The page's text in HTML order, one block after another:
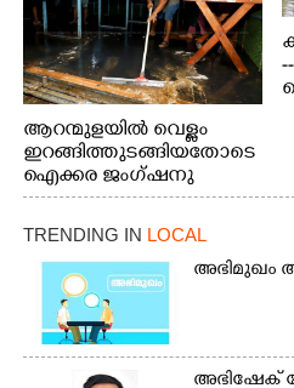
ആറന്മുളയിൽ വെള്ളം
ഇറങ്ങിത്തുടങ്ങിയതോടെ
ഐക്കര ജംഗ്ഷനു
സമീപം ആറന്മുള
കിടങ്ങന്നൂർ റോഡിന്
സമീപം പ്രവർത്തിക്കു
ആറന്മുള തട്ടുകട കഴുകി
വൃത്തിയാക്കുന്നു.
TRENDING IN LOCAL
അഭിമുഖം
അഭിഷേക്